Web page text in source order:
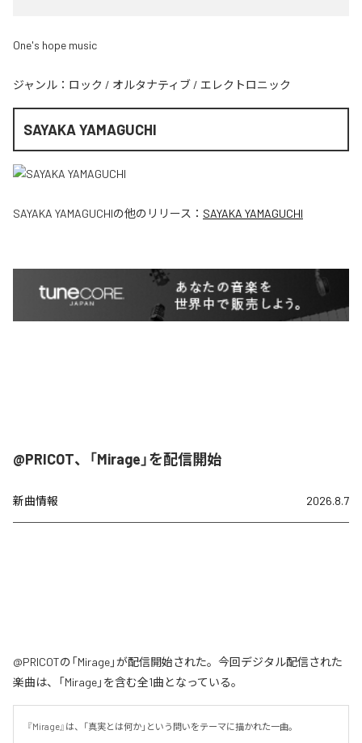
One's hope music
ジャンル： ロック / オルタナティブ / エレクトロニック
SAYAKA YAMAGUCHI
SAYAKA YAMAGUCHIの他のリリース： SAYAKA YAMAGUCHI
@PRICOT、「Mirage」を配信開始
新曲情報 2026.8.7
@PRICOTの「Mirage」が配信開始された。今回デジタル配信された
楽曲は、「Mirage」を含む全1曲となっている。
『Mirage』は、「真実とは何か」という問いをテーマに描かれた一曲。